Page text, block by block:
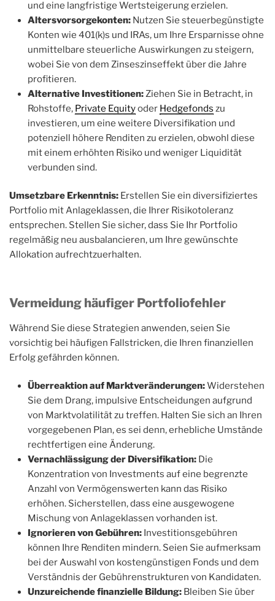
und eine langfristige Wertsteigerung erzielen.
Altersvorsorgekonten: Nutzen Sie steuerbegünstigte
Konten wie 401(k)s und IRAs, um Ihre Ersparnisse ohne
unmittelbare steuerliche Auswirkungen zu steigern,
wobei Sie von dem Zinseszinseffekt über die Jahre
profitieren.
Alternative Investitionen:Ziehen Sie in Betracht, in
Rohstoffe, Private Equityoder Hedgefonds zu
investieren, um eine weitere Diversifikation und
potenziell höhere Renditen zu erzielen, obwohl diese
mit einem erhöhten Risiko und weniger Liquidität
verbunden sind.
Umsetzbare Erkenntnis: Erstellen Sie ein diversifiziertes
Portfolio mit Anlageklassen, die Ihrer Risikotoleranz
entsprechen. Stellen Sie sicher, dass Sie Ihr Portfolio
regelmäßig neu ausbalancieren, um Ihre gewünschte
Allokation aufrechtzuerhalten.
Vermeidung häufiger Portfoliofehler
Während Sie diese Strategien anwenden, seien Sie
vorsichtig bei häufigen Fallstricken, die Ihren finanziellen
Erfolg gefährden können.
Überreaktion auf Marktveränderungen:Widerstehen
Sie dem Drang, impulsive Entscheidungen aufgrund
von Marktvolatilität zu treffen. Halten Sie sich an Ihren
vorgegebenen Plan, es sei denn, erhebliche Umstände
rechtfertigen eine Änderung.
Vernachlässigung der Diversifikation: Die
Konzentration von Investments auf eine begrenzte
Anzahl von Vermögenswerten kann das Risiko
erhöhen. Sicherstellen, dass eine ausgewogene
Mischung von Anlageklassen vorhanden ist.
Ignorieren von Gebühren: Investitionsgebühren
können Ihre Renditen mindern. Seien Sie aufmerksam
bei der Auswahl von kostengünstigen Fonds und dem
Verständnis der Gebührenstrukturen von Kandidaten.
Unzureichende finanzielle Bildung: Bleiben Sie über